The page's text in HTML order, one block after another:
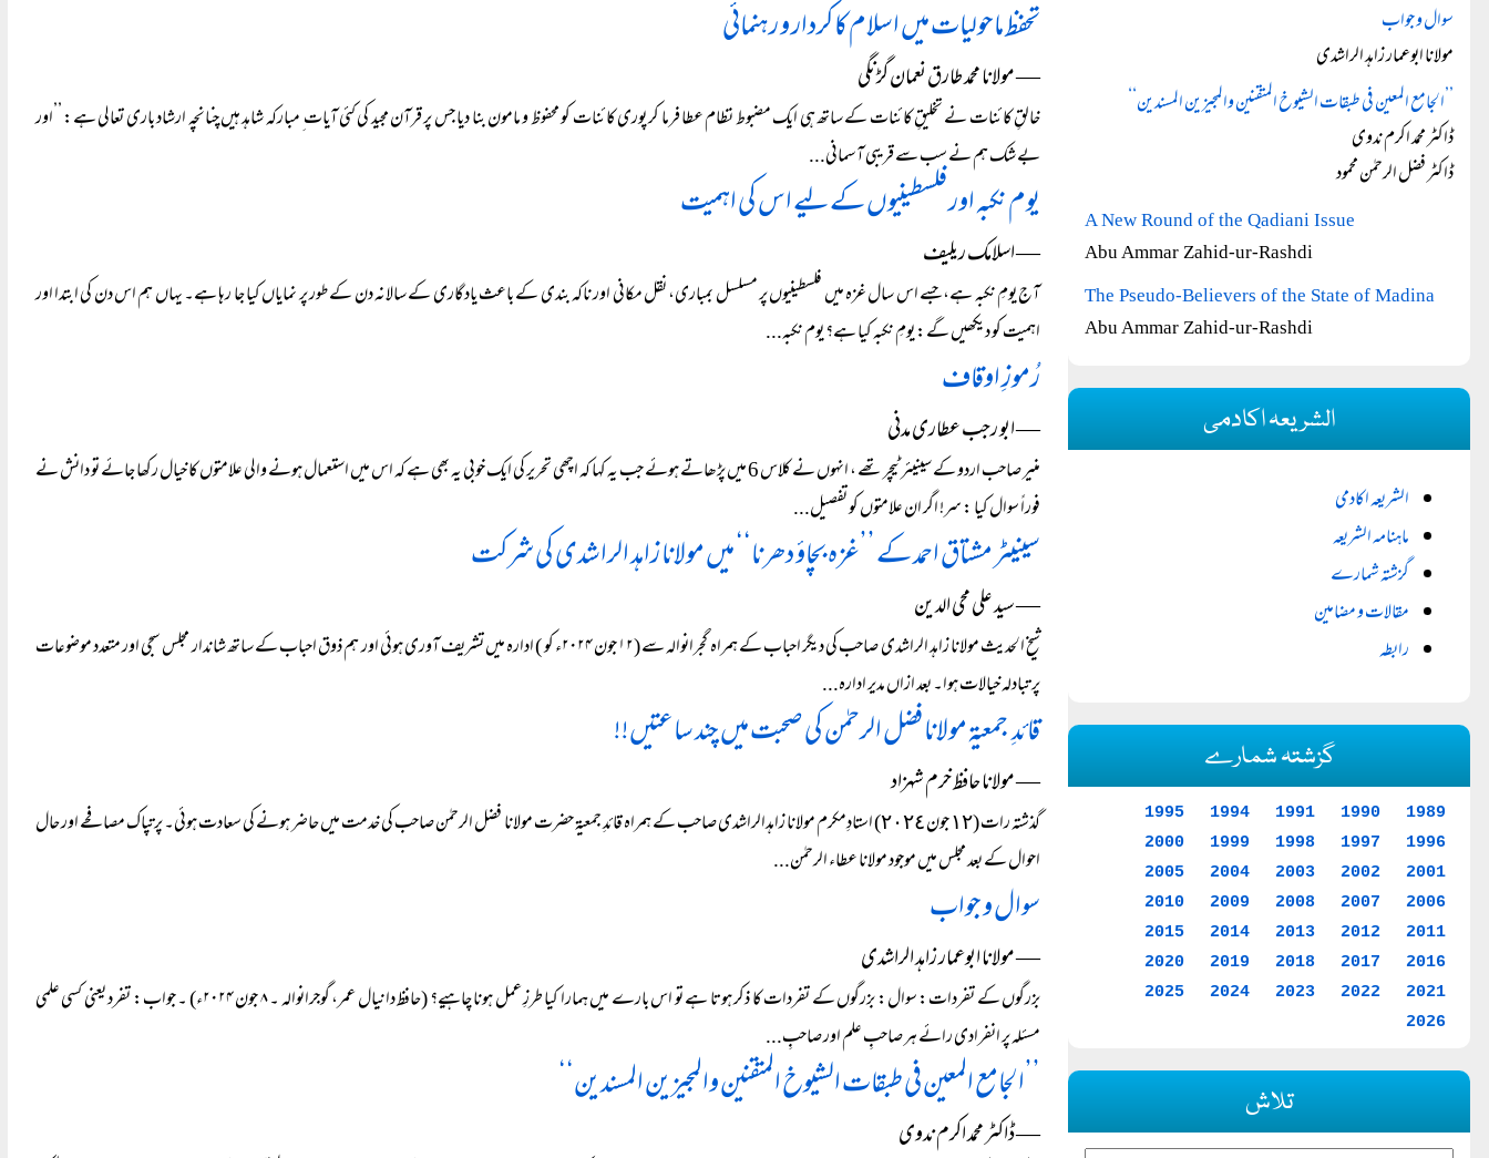
تحفظ ماحولیات میں اسلام کا کردار و رہنمائی
― مولانا محمد طارق نعمان گڑنگی
خالقِ کائنات نے تخلیقِ کائنات کے ساتھ ہی ایک مضبوط نظام عطا فرما کر پوری کائنات کو محفوظ و مامون بنا دیا جس پر قرآن مجید کی کئی آیات ِ مبارکہ شاہد ہیں چنانچہ ارشاد باری تعالی ہے: ’’اور
بے شک ہم نے سب سے قریبی آسمانی...
یوم نکبہ اور فلسطینیوں کے لیے اس کی اہمیت
― اسلامک ریلیف
آج یومِ نکبہ ہے، جسے اس سال غزہ میں فلسطینیوں پر مسلسل بمباری، نقل مکانی اور ناکہ بندی کے باعث یادگاری کے سالانہ دن کے طور پر نمایاں کیا جا رہا ہے۔ یہاں ہم اس دن کی ابتدا اور
اہمیت کو دیکھیں گے: یومِ نکبہ کیا ہے؟ یوم نکبہ...
رُموزِ اوقاف
― ابو رجب عطاری مدنی
منیر صاحب اردو کے سینیئر ٹیچر تھے ، انہوں نے کلاس 6 میں پڑھاتے ہوئے جب یہ کہا کہ اچھی تحریر کی ایک خوبی یہ بھی ہے کہ اس میں استعمال ہونے والی علامتوں کا خیال رکھا جائے تو دانش نے
فوراً سوال کیا : سر! اگر ان علامتوں کو تفصیل...
سینیٹر مشتاق احمد کے ’’غزہ بچاؤ دھرنا‘‘ میں مولانا زاہد الراشدی کی شرکت
― سید علی محی الدین
شیخ الحدیث مولانا زاہد الراشدی صاحب کی دیگر احباب کے ہمراہ گجرانوالہ سے (۱۲ جون ۲۰۲۴ء کو ) ادارہ میں تشریف آوری ہوئی اور ہم ذوق احباب کے ساتھ شاندار مجلس سجی اور متعدد موضوعات
پر تبادلہ خیالات ہوا۔ بعد ازاں مدیر ادارہ...
قائدِ جمعیۃ مولانا فضل الرحمٰن کی صحبت میں چند ساعتیں!!
― مولانا حافظ خرم شہزاد
گذشتہ رات (١٢ جون ٢٠٢٤) استادِمکرم مولانا زاہدالراشدی صاحب کے ہمراہ قائدِ جمعیۃ حضرت مولانا فضل الرحمٰن صاحب کی خدمت میں حاضر ہونے کی سعادت ہوئی۔ پرتپاک مصافحے اور حال
احوال کے بعد مجلس میں موجود مولانا عطاء الرحمٰن...
سوال و جواب
― مولانا ابوعمار زاہد الراشدی
بزرگوں کے تفردات: سوال: بزرگوں کے تفردات کا ذکر ہوتا ہے تو اس بارے میں ہمارا کیا طرزِ عمل ہونا چاہیے؟ (حافظ دانیال عمر، گوجرانوالہ ۔ ۸ جون ۲۰۲۴ء) ۔ جواب: تفرد یعنی کسی علمی
مسئلہ پر انفرادی رائے ہر صاحبِ علم اور صاحبِ...
’’الجامع المعین فی طبقات الشیوخ المتقنین والمجیزین المسندین‘‘
― ڈاکٹر محمد اکرم ندوی
سوال و جواب
مولانا ابوعمار زاہد الراشدی
’’الجامع المعین فی طبقات الشیوخ المتقنین والمجیزین المسندین‘‘
ڈاکٹر محمد اکرم ندوی
ڈاکٹر فضل الرحمٰن محمود
A New Round of the Qadiani Issue
Abu Ammar Zahid-ur-Rashdi
The Pseudo-Believers of the State of Madina
Abu Ammar Zahid-ur-Rashdi
الشریعہ اکادمی
الشریعہ اکادمی
ماہنامہ الشریعہ
گزشتہ شمارے
مقالات و مضامین
رابطہ
گزشتہ شمارے
1989
1990
1991
1994
1995
1996
1997
1998
1999
2000
2001
2002
2003
2004
2005
2006
2007
2008
2009
2010
2011
2012
2013
2014
2015
2016
2017
2018
2019
2020
2021
2022
2023
2024
2025
2026
تلاش